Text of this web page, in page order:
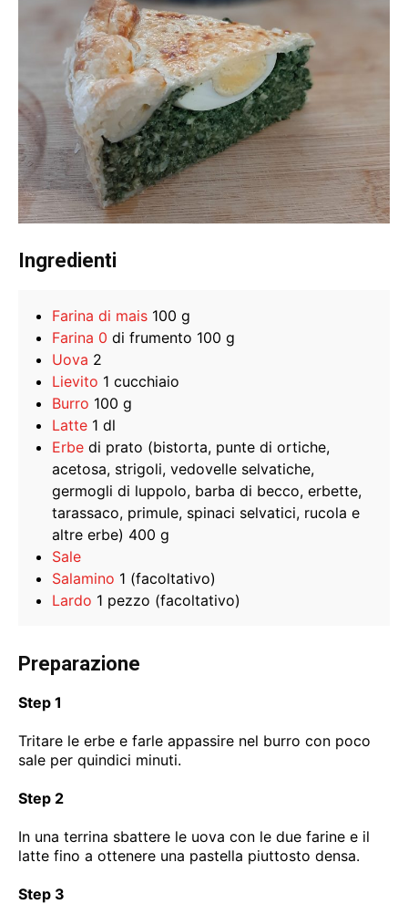
Ingredienti
Farina di mais 100 g
Farina 0 di frumento 100 g
Uova 2
Lievito 1 cucchiaio
Burro 100 g
Latte 1 dl
Erbe di prato (bistorta, punte di ortiche,
acetosa, strigoli, vedovelle selvatiche,
germogli di luppolo, barba di becco, erbette,
tarassaco, primule, spinaci selvatici, rucola e
altre erbe) 400 g
Sale
Salamino 1 (facoltativo)
Lardo 1 pezzo (facoltativo)
Preparazione
Step 1
Tritare le erbe e farle appassire nel burro con poco
sale per quindici minuti.
Step 2
In una terrina sbattere le uova con le due farine e il
latte fino a ottenere una pastella piuttosto densa.
Step 3